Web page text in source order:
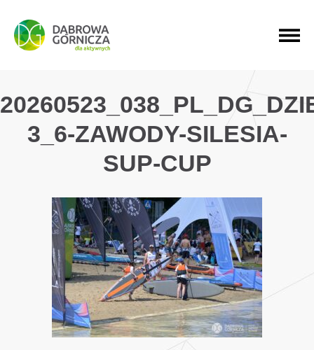
PRZEJDŹ DO MENU GŁÓWNEGO
PRZEJDŹ DO WYSZUKIWARKI
PRZEJDŹ DO TREŚCI
3_6-ZAWODY-SILESIA-
SUP-CUP